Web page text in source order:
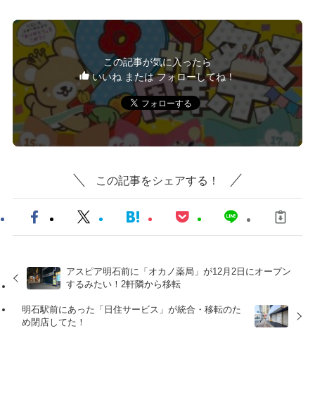
この記事が気に入ったら
いいね または フォローしてね！
この記事をシェアする！
アスピア明石前に「オカノ薬局」が12月2日にオープン
するみたい！2軒隣から移転
明石駅前にあった「日住サービス」が統合・移転のた
め閉店してた！